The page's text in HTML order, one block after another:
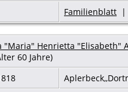
Familienblatt |
"Maria" Henrietta "Elisabeth"
60 Jahre)